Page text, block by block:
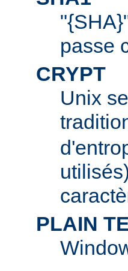
passe
CRYPT
Unix
PLAIN